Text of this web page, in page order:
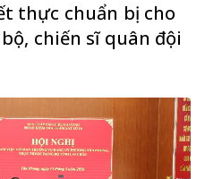
thực chuẩn bị cho
chiến sĩ quân đội